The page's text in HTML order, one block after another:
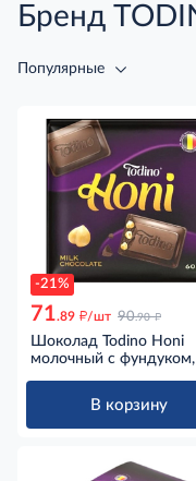
Бренд
Популярные
-21%
71.89 д/шт 90.90 д
Шоколад Todino Honi
молочный с фундуком,
В корзину